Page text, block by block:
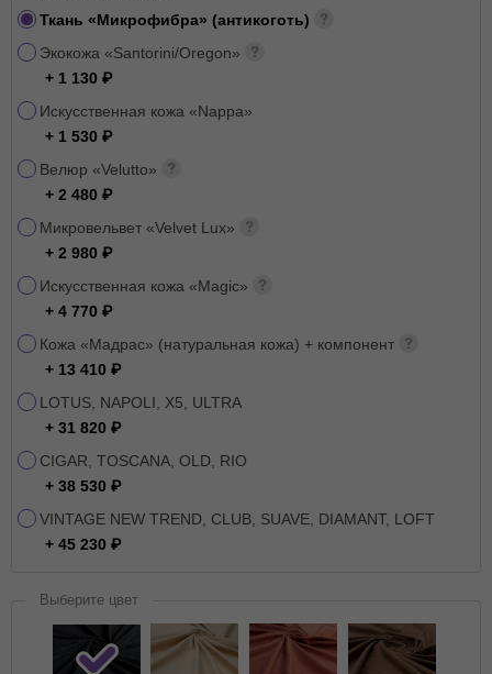
Ткань «Микрофибра» (антикоготь)
Экокожа «Santorini/Oregon»
+ 1 130
Искусственная кожа «Nappa»
+ 1 530
Велюр «Velutto»
+ 2 480
Микровельвет «Velvet Lux»
+ 2 980
Искусственная кожа «Magic»
+ 4 770
Кожа «Мадрас» (натуральная кожа) + компонент
+ 13 410
LOTUS, NAPOLI, X5, ULTRA
+ 31 820
CIGAR, TOSCANA, OLD, RIO
+ 38 530
VINTAGE NEW TREND, CLUB, SUAVE, DIAMANT, LOFT
+ 45 230
Выберите цвет